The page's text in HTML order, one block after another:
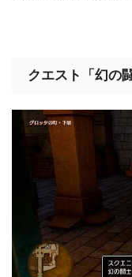
クエスト「幻の